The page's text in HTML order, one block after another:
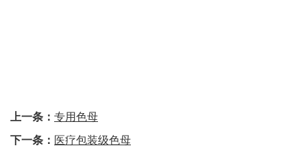
上一条： 专用色母
下一条： 医疗包装级色母